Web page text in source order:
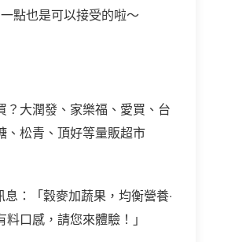
一點也是可以接受的啦～
？ 大潤發、家樂福、愛買、台
、松青、頂好等量販超市
息：「穀麥加蔬果，均衡營養‧
料口感，請您來體驗！」